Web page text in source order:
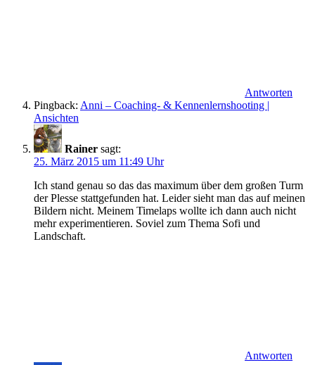
Antworten
Pingback: Anni – Coaching- & Kennenlernshooting |
Ansichten
Rainer sagt:
25. März 2015 um 11:49 Uhr
Ich stand genau so das das maximum über dem großen Turm
der Plesse stattgefunden hat. Leider sieht man das auf meinen
Bildern nicht. Meinem Timelaps wollte ich dann auch nicht
mehr experimentieren. Soviel zum Thema Sofi und
Landschaft.
Antworten